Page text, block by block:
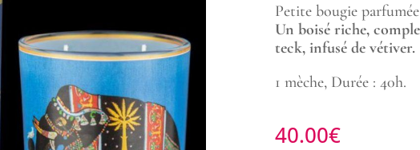
Petite bougie
Un boisé riche,
teck, infusé de vétiver.
1 mèche, Durée : 40h.
40.00€